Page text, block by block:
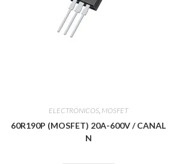
ELECTRÓNICOS MOSFET
60R190P (MOSFET) 20A-600V / CANAL
N